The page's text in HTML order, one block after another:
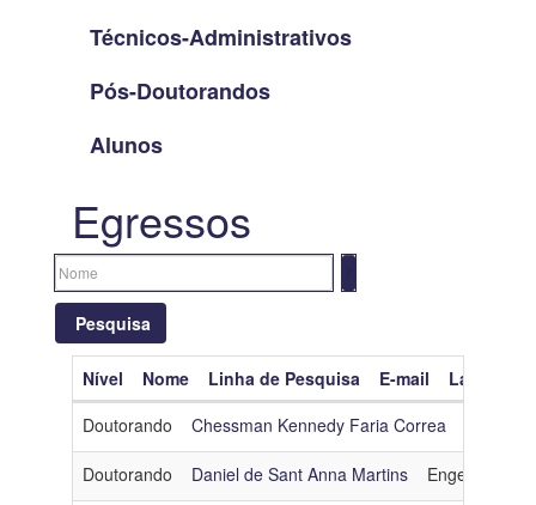
Técnicos-Administrativos
Pós-Doutorandos
Alunos
Egressos
Pesquisa
Limpar filtros
Nível
Nível Nome Linha de Pesquisa E-mail Lattes
Doutorando
Chessman Kennedy Faria Correa
Doutorando Daniel de Sant Anna Martins Engenharia